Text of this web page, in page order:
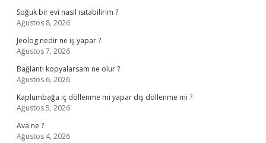
Soğuk bir evi nasıl ısıtabilirim ?
Ağustos 8, 2026
Jeolog nedir ne iş yapar ?
Ağustos 7, 2026
Bağlantı kopyalarsam ne olur ?
Ağustos 6, 2026
Kaplumbağa iç döllenme mi yapar dış döllenme mi ?
Ağustos 5, 2026
Ava ne ?
Ağustos 4, 2026